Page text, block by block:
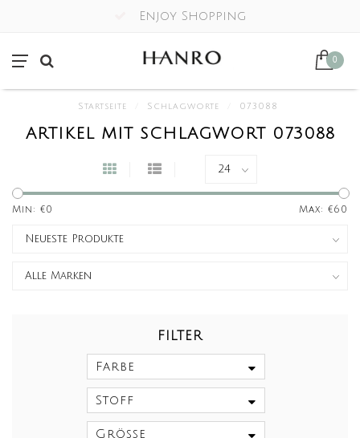
Enjoy Shopping
0
Startseite Schlagworte 073088
ARTIKEL MIT SCHLAGWORT 073088
Min: €0 Max: €60
FILTER
Farbe
Stoff
Größe